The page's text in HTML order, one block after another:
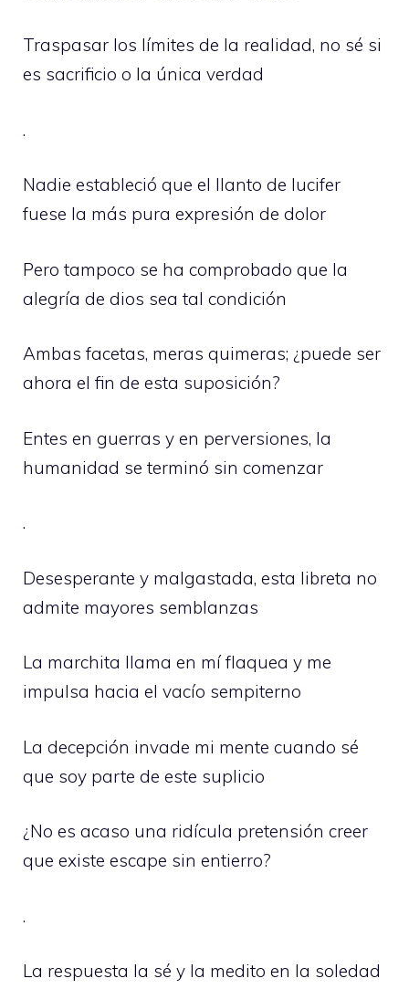
Traspasar los límites de la realidad, no sé si
es sacrificio o la única verdad
.
Nadie estableció que el llanto de lucifer
fuese la más pura expresión de dolor
Pero tampoco se ha comprobado que la
alegría de dios sea tal condición
Ambas facetas, meras quimeras; ¿puede ser
ahora el fin de esta suposición?
Entes en guerras y en perversiones, la
humanidad se terminó sin comenzar
.
Desesperante y malgastada, esta libreta no
admite mayores semblanzas
La marchita llama en mí flaquea y me
impulsa hacia el vacío sempiterno
La decepción invade mi mente cuando sé
que soy parte de este suplicio
¿No es acaso una ridícula pretensión creer
que existe escape sin entierro?
.
La respuesta la sé y la medito en la soledad